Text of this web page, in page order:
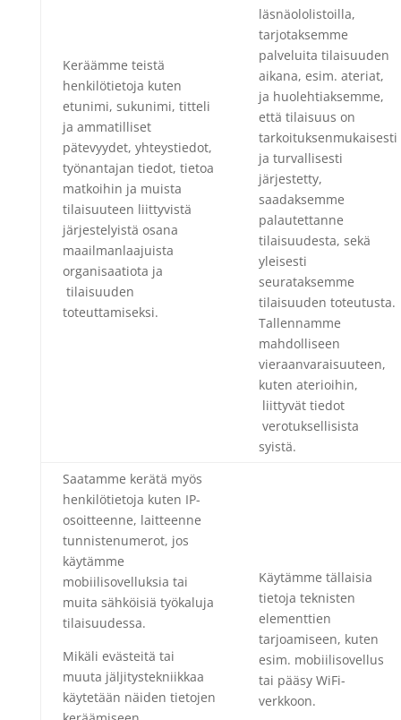
Keräämme teistä
henkilötietoja kuten
etunimi, sukunimi, titteli
ja ammatilliset
pätevyydet, yhteystiedot,
työnantajan tiedot, tietoa
matkoihin ja muista
tilaisuuteen liittyvistä
järjestelyistä osana
maailmanlaajuista
organisaatiota ja
tilaisuuden
toteuttamiseksi.
läsnäololistoilla,
tarjotaksemme
palveluita tilaisuuden
aikana, esim. ateriat,
ja huolehtiaksemme,
että tilaisuus on
tarkoituksenmukaisesti
ja turvallisesti
järjestetty,
saadaksemme
palautettanne
tilaisuudesta, sekä
yleisesti
seurataksemme
tilaisuuden toteutusta.
Tallennamme
mahdolliseen
vieraanvaraisuuteen,
kuten aterioihin,
liittyvät tiedot
verotuksellisista
syistä.
Saatamme kerätä myös
henkilötietoja kuten IP-
osoitteenne, laitteenne
tunnistenumerot, jos
käytämme
mobiilisovelluksia tai
muita sähköisiä työkaluja
tilaisuudessa.
Mikäli evästeitä tai
muuta jäljitystekniikkaa
käytetään näiden tietojen
Käytämme tällaisia
tietoja teknisten
elementtien
tarjoamiseen, kuten
esim. mobiilisovellus
tai pääsy WiFi-
verkkoon.